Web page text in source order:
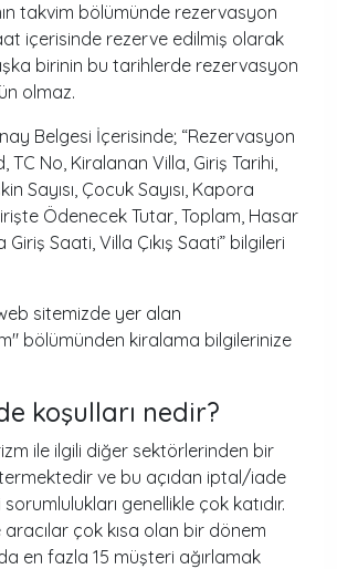
takvim bölümünde rezervasyon
içerisinde rezerve edilmiş olarak
birinin bu tarihlerde rezervasyon
olmaz.
Belgesi İçerisinde; “Rezervasyon
TC No, Kiralanan Villa, Giriş Tarihi,
Sayısı, Çocuk Sayısı, Kapora
Ödenecek Tutar, Toplam, Hasar
Saati, Villa Çıkış Saati” bilgileri
sitemizde yer alan
bölümünden kiralama bilgilerinize
koşulları nedir?
ile ilgili diğer sektörlerinden bir
ve bu açıdan iptal/iade
genellikle çok katıdır.
çok kısa olan bir dönem
en fazla 15 müşteri ağırlamak